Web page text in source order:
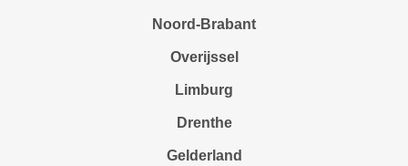
Noord-Brabant
Overijssel
Limburg
Drenthe
Gelderland